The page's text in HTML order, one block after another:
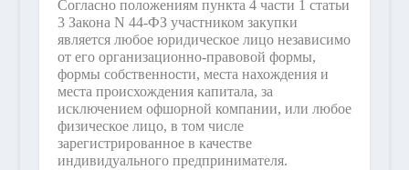
Согласно положениям пункта 4 части 1 статьи
3 Закона N 44-ФЗ участником закупки
является любое юридическое лицо независимо
от его организационно-правовой формы,
формы собственности, места нахождения и
места происхождения капитала, за
исключением офшорной компании, или любое
физическое лицо, в том числе
зарегистрированное в качестве
индивидуального предпринимателя.